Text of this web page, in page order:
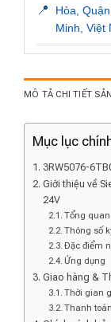
📍
Hòa,
Minh, Việt
MÔ TẢ CHI TIẾT
Mục lục
3RW5076-
Giới thiệu về
24V
Tổng quan
Thông số
Đặc điểm
Ứng dụng
Giao hàng &
Thời gian
Thanh toán